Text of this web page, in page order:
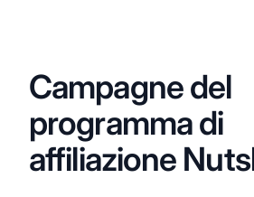
Campagne del
programma di
affiliazione